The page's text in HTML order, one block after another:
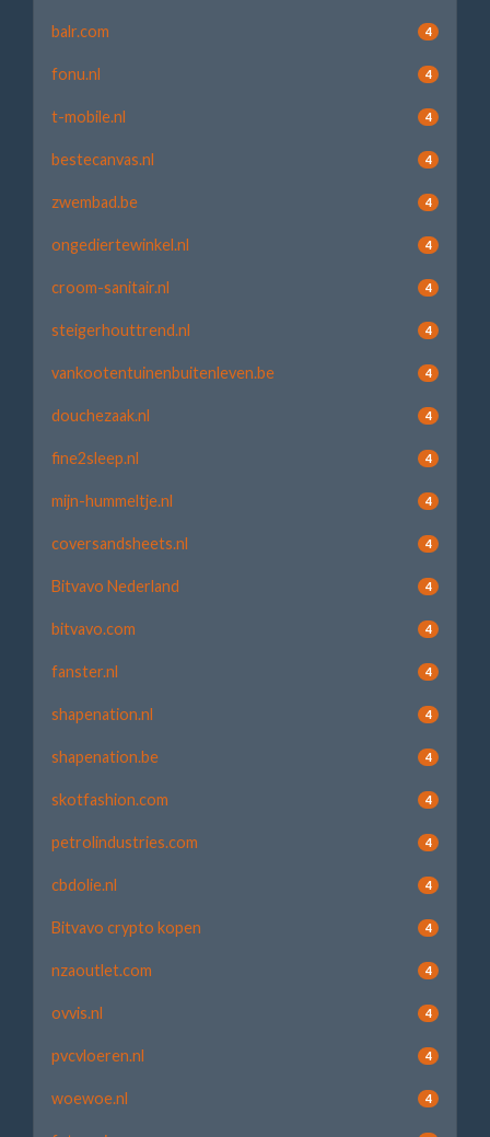
balr.com 4
fonu.nl 4
t-mobile.nl 4
bestecanvas.nl 4
zwembad.be 4
ongediertewinkel.nl 4
croom-sanitair.nl 4
steigerhouttrend.nl 4
vankootentuinenbuitenleven.be 4
douchezaak.nl 4
fine2sleep.nl 4
mijn-hummeltje.nl 4
coversandsheets.nl 4
Bitvavo Nederland 4
bitvavo.com 4
fanster.nl 4
shapenation.nl 4
shapenation.be 4
skotfashion.com 4
petrolindustries.com 4
cbdolie.nl 4
Bitvavo crypto kopen 4
nzaoutlet.com 4
ovvis.nl 4
pvcvloeren.nl 4
woewoe.nl 4